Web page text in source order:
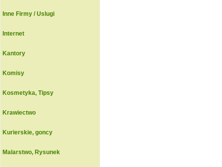
Inne Firmy / Uslugi
Internet
Kantory
Komisy
Kosmetyka, Tipsy
Krawiectwo
Kurierskie, goncy
Malarstwo, Rysunek